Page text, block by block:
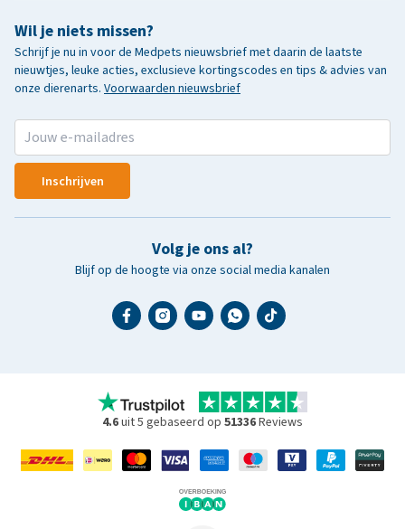
Wil je niets missen?
Schrijf je nu in voor de Medpets nieuwsbrief met daarin de laatste
nieuwtjes, leuke acties, exclusieve kortingscodes en tips & advies van
onze dierenarts. Voorwaarden nieuwsbrief
Inschrijven
Volg je ons al?
Blijf op de hoogte via onze social media kanalen
4.6uit 5 gebaseerd op 51336Reviews